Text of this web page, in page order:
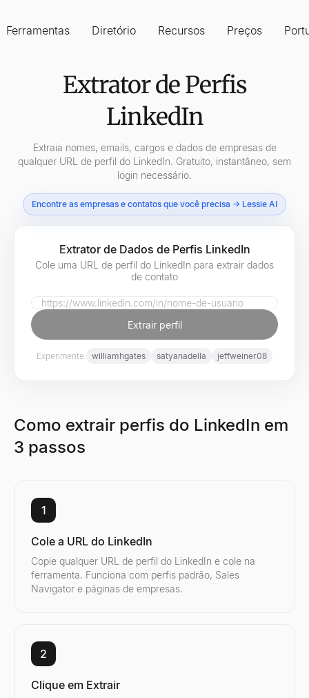
Ferramentas Diretório Recursos Preços
Extrator de Perfis
LinkedIn
Extraia nomes, emails, cargos e dados de empresas de
qualquer URL de perfil do LinkedIn. Gratuito, instantâneo, sem
login necessário.
Encontre as empresas e contatos que você precisa → Lessie AI
Extrator de Dados de Perfis LinkedIn
Cole uma URL de perfil do LinkedIn para extrair dados
de contato
LinkedIn Profile URL
Extrair perfil
Experimente: williamhgates satyanadella jeffweiner08
Como extrair perfis do LinkedIn em
3 passos
1
Cole a URL do LinkedIn
Copie qualquer URL de perfil do LinkedIn e cole na
ferramenta. Funciona com perfis padrão, Sales
Navigator e páginas de empresas.
2
Clique em Extrair